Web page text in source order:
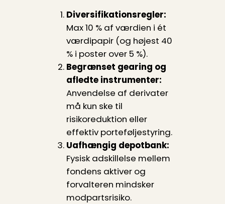
Diversifikationsregler:
Max 10 % af værdien i ét
værdipapir (og højest 40
% i poster over 5 %).
Begrænset gearing og
afledte instrumenter:
Anvendelse af derivater
må kun ske til
risikoreduktion eller
effektiv porteføljestyring.
Uafhængig depotbank:
Fysisk adskillelse mellem
fondens aktiver og
forvalteren mindsker
modpartsrisiko.